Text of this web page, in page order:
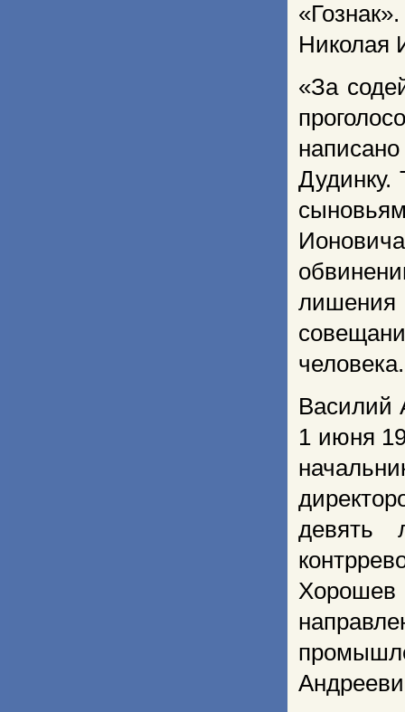
Николая
«За
Дудинку.
человека.
Василий
1 июня
девять